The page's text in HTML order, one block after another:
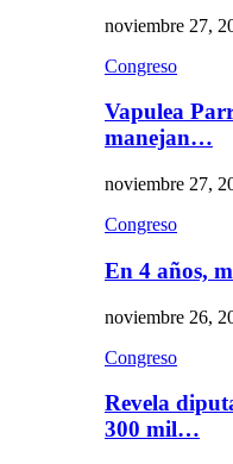
noviembre 27,
Congreso
Vapulea
manejan…
noviembre 27,
Congreso
En 4 años,
noviembre 26,
Congreso
Revela
300 mil…